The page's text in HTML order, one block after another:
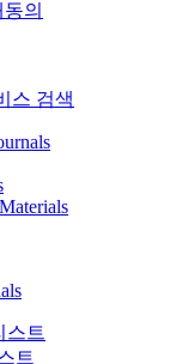
의
스 검색
스트
트